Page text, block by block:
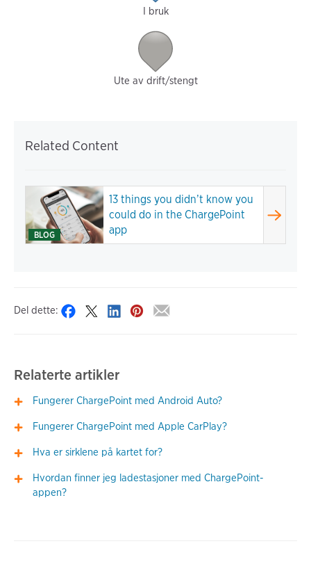
I bruk
Ute av drift/stengt
Related Content
BLOG
13 things you didn’t know you
could do in the ChargePoint
app
Del dette:
Relaterte artikler
Fungerer ChargePoint med Android Auto?
Fungerer ChargePoint med Apple CarPlay?
Hva er sirklene på kartet for?
Hvordan finner jeg ladestasjoner med ChargePoint-
appen?